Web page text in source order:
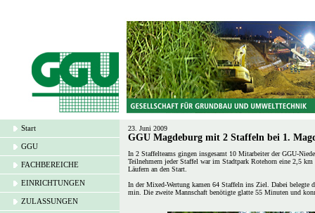
Start
GGU
FACHBEREICHE
EINRICHTUNGEN
ZULASSUNGEN
23. Juni 2009
GGU Magdeburg mit 2 Staffeln bei 1.
In 2 Staffelteams gingen insgesamt 10 Mitarbeiter der GGU-
Teilnehmern jeder Staffel war im Stadtpark Rotehorn eine 2,5
Läufern an den Start.
In der Mixed-Wertung kamen 64 Staffeln ins Ziel. Dabei belegte
min. Die zweite Mannschaft benötigte glatte 55 Minuten und